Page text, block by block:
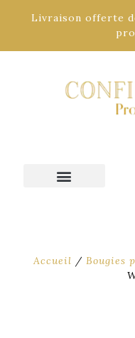
Accueil / Bougies
Livraison offerte